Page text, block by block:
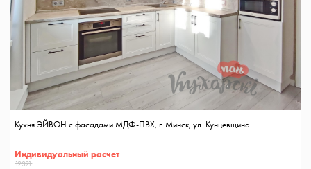
Кухня ЭЙВОН с фасадами МДФ-ПВХ, г. Минск, ул. Кунцевщина
Индивидуальный расчет
12321